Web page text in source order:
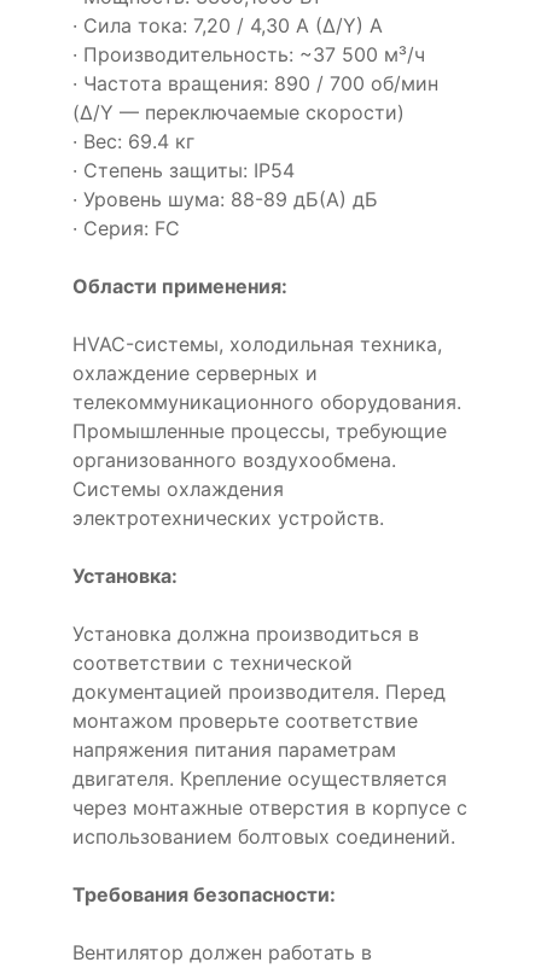
· Сила тока: 7,20 / 4,30 А (Δ/Y) А
· Производительность: ~37 500 м³/ч
· Частота вращения: 890 / 700 об/мин
(Δ/Y — переключаемые скорости)
· Вес: 69.4 кг
· Степень защиты: IP54
· Уровень шума: 88-89 дБ(А) дБ
· Серия: FC
Области применения:
HVAC-системы, холодильная техника,
охлаждение серверных и
телекоммуникационного оборудования.
Промышленные процессы, требующие
организованного воздухообмена.
Системы охлаждения
электротехнических устройств.
Установка:
Установка должна производиться в
соответствии с технической
документацией производителя. Перед
монтажом проверьте соответствие
напряжения питания параметрам
двигателя. Крепление осуществляется
через монтажные отверстия в корпусе с
использованием болтовых соединений.
Требования безопасности:
Вентилятор должен работать в